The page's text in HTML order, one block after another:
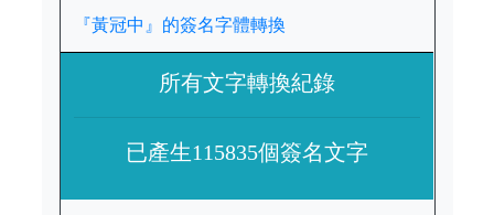
『黃冠中』的簽名字體轉換
所有文字轉換紀錄
已產生115835個簽名文字